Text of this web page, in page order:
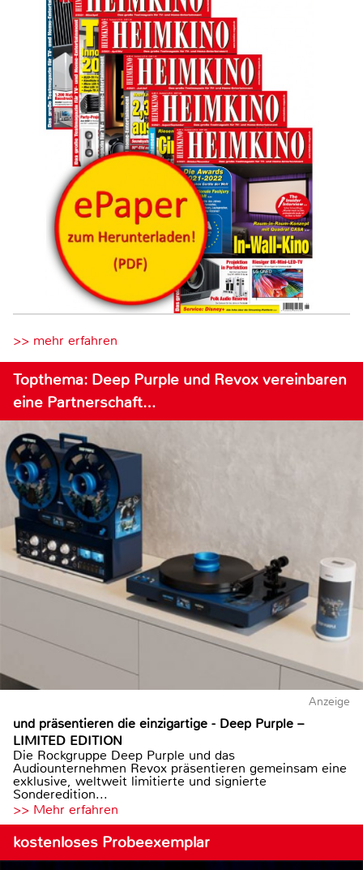
>> mehr erfahren
Topthema: Deep Purple und Revox vereinbaren
eine Partnerschaft…
Anzeige
und präsentieren die einzigartige - Deep Purple –
LIMITED EDITION
Die Rockgruppe Deep Purple und das
Audiounternehmen Revox präsentieren gemeinsam eine
exklusive, weltweit limitierte und signierte
Sonderedition...
>> Mehr erfahren
kostenloses Probeexemplar